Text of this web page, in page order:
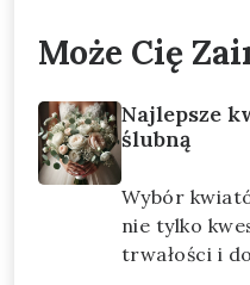
Może Cię
Najlepsze
ślubną
Wybór
nie tylko
trwałości i